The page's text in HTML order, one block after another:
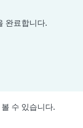
완료합니다.
수 있습니다.